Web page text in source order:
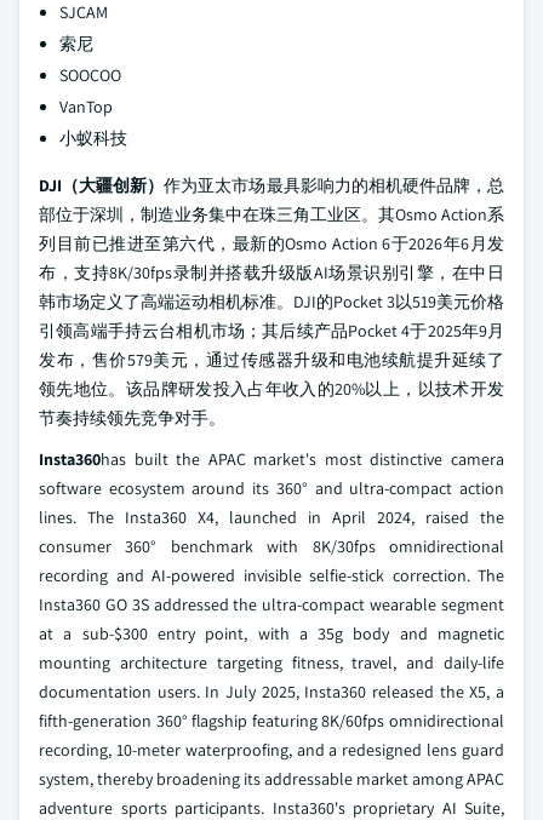
SJCAM
索尼
SOOCOO
VanTop
小蚁科技
DJI（大疆创新）作为亚太市场最具影响力的相机硬件品牌，总
部位于深圳，制造业务集中在珠三角工业区。其Osmo Action系
列目前已推进至第六代，最新的Osmo Action 6于2026年6月发
布，支持8K/30fps录制并搭载升级版AI场景识别引擎，在中日
韩市场定义了高端运动相机标准。DJI的Pocket 3以519美元价格
引领高端手持云台相机市场；其后续产品Pocket 4于2025年9月
发布，售价579美元，通过传感器升级和电池续航提升延续了
领先地位。该品牌研发投入占年收入的20%以上，以技术开发
节奏持续领先竞争对手。
Insta360has built the APAC market's most distinctive camera
software ecosystem around its 360° and ultra-compact action
lines. The Insta360 X4, launched in April 2024, raised the
consumer 360° benchmark with 8K/30fps omnidirectional
recording and AI-powered invisible selfie-stick correction. The
Insta360 GO 3S addressed the ultra-compact wearable segment
at a sub-$300 entry point, with a 35g body and magnetic
mounting architecture targeting fitness, travel, and daily-life
documentation users. In July 2025, Insta360 released the X5, a
fifth-generation 360° flagship featuring 8K/60fps omnidirectional
recording, 10-meter waterproofing, and a redesigned lens guard
system, thereby broadening its addressable market among APAC
adventure sports participants. Insta360's proprietary AI Suite,